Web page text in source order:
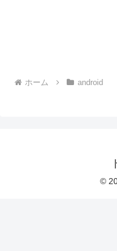
ホーム android
©